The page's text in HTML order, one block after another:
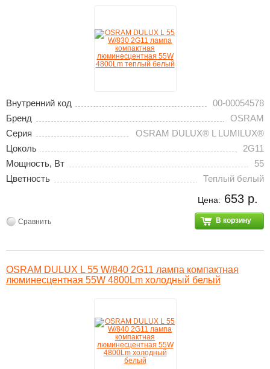
Внутренний код
00-00054578
Бренд
OSRAM
Серия
OSRAM DULUX® L LUMILUX®
Цоколь
2G11
Мощность, Вт
55
Цветность
Теплый белый
Цена: 653 р.
В корзину
Сравнить
OSRAM DULUX L 55 W/840 2G11 лампа компактная
люминесцентная 55W 4800Lm холодный белый